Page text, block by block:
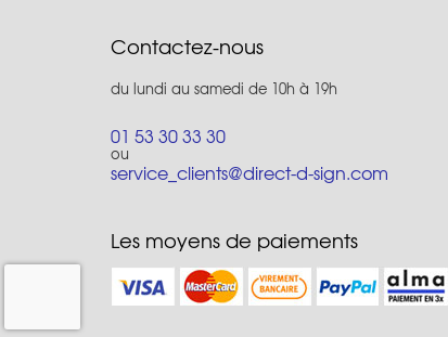
Contactez-nous
du lundi au samedi de 10h à 19h
01 53 30 33 30
ou
service_clients@direct-d-sign.com
Les moyens de paiements